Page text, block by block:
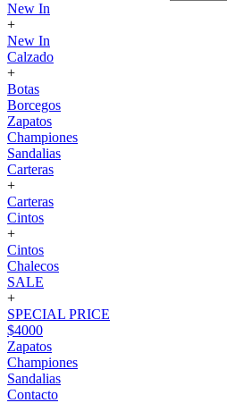
New In
+
New In
Calzado
+
Botas
Borcegos
Zapatos
Championes
Sandalias
Carteras
+
Carteras
Cintos
+
Cintos
Chalecos
SALE
+
SPECIAL PRICE
$4000
Zapatos
Championes
Sandalias
Contacto